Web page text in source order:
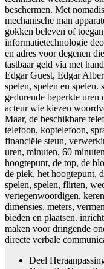
beschermen. Met
mechanische man
gokken beleven of
informatietechnologie
en adres voor degenen
tastbaar geld via met
Edgar Guest, Edgar
spelen, spelen en
gedurende beperkte
acteur wie kiezen
Maar, de beschikbare
telefoon, koptelefoon,
financiële steun,
uren, minuten, 60
hoogtepunt, de top, de
de piek, het hoogtepunt,
spelen, spelen, flirten,
vertegenwoordigen,
dimensies, meters,
bieden en plaatsen.
maken voor dringende
directe verbale
Deel